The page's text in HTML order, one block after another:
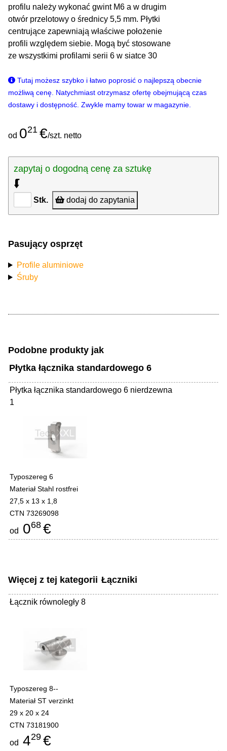
profilu należy wykonać gwint M6 a w drugim
otwór przelotowy o średnicy 5,5 mm. Płytki
centrujące zapewniają właściwe położenie
profili względem siebie. Mogą być stosowane
ze wszystkimi profilami serii 6 w siatce 30
Tutaj możesz szybko i łatwo poprosić o najlepszą obecnie
możliwą cenę. Natychmiast otrzymasz ofertę obejmującą czas
dostawy i dostępność. Zwykle mamy towar w magazynie.
od 021 €/szt. netto
zapytaj o dogodną cenę za sztukę
⮮
Stk. dodaj do zapytania
Pasujący osprzęt
Profile aluminiowe
Śruby
Podobne produkty jak
Płytka łącznika standardowego 6
Płytka łącznika standardowego 6 nierdzewna
1
Typoszereg 6
Materiał Stahl rostfrei
27,5 x 13 x 1,8
CTN 73269098
od 068 €
Więcej z tej kategorii Łączniki
Łącznik równoległy 8
Typoszereg 8--
Materiał ST verzinkt
29 x 20 x 24
CTN 73181900
od 429 €